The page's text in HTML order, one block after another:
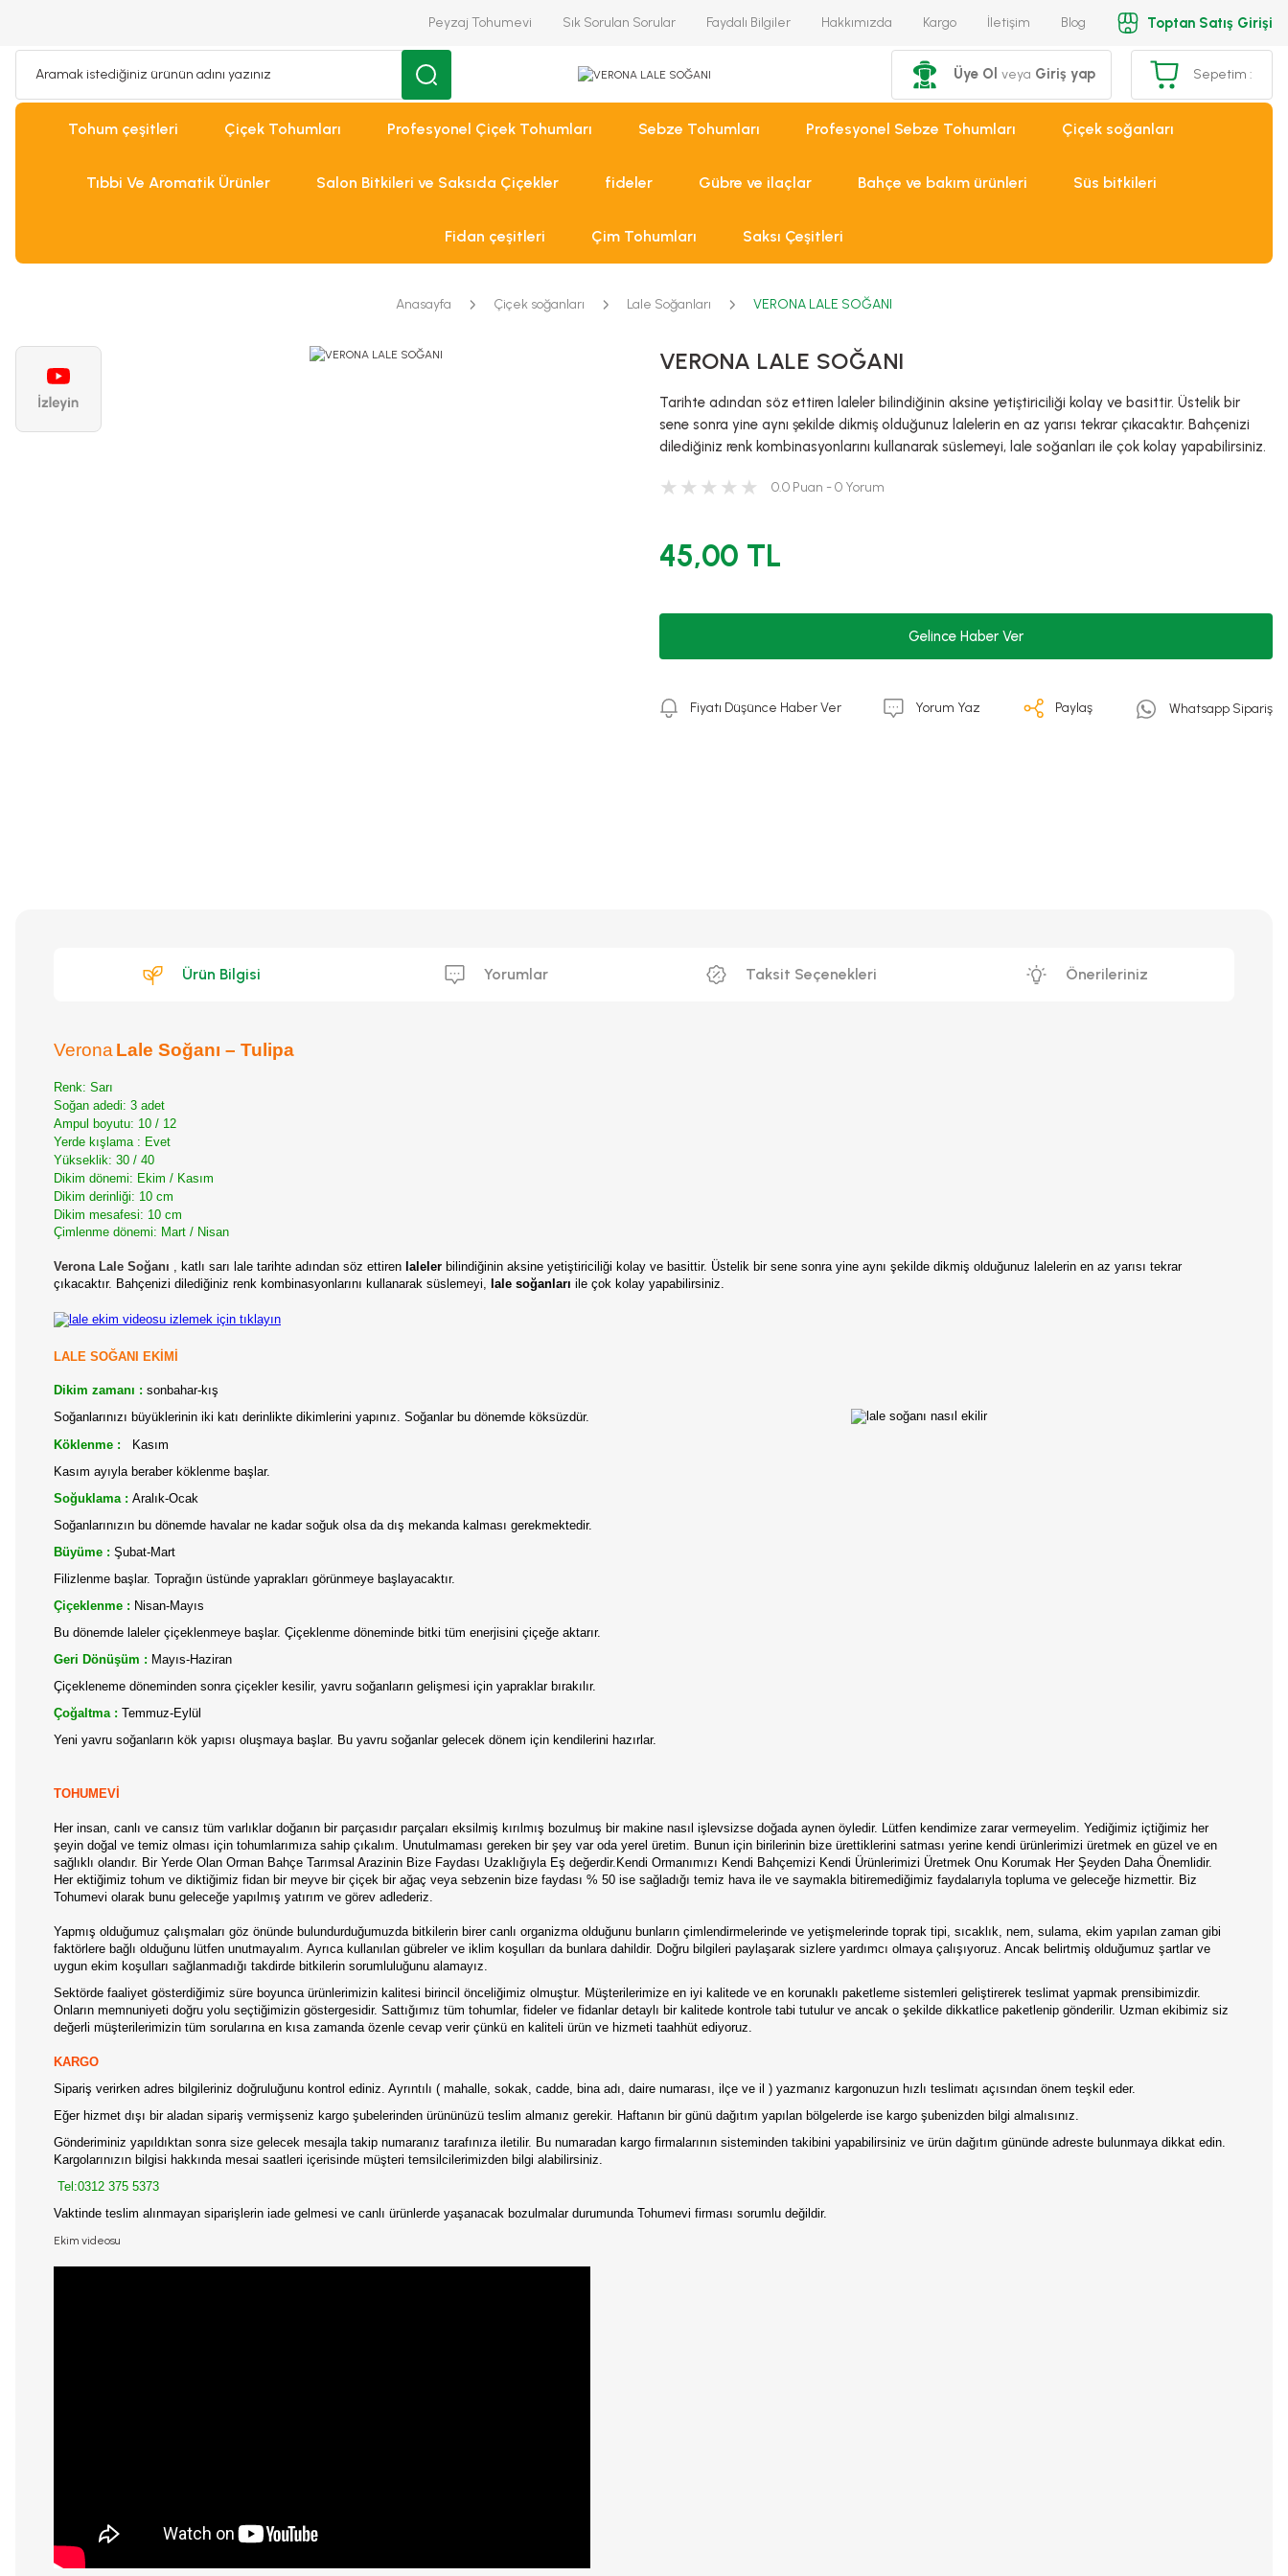
Peyzaj Tohumevi Sık Sorulan Sorular Faydalı Bilgiler Hakkımızda Kargo İletişim Blog Toptan Satış Girişi
Üye Ol veya Giriş yap Sepetim :
Tohum çeşitleri Çiçek Tohumları Profesyonel Çiçek Tohumları Sebze Tohumları Profesyonel Sebze Tohumları Çiçek soğanları
Tıbbi Ve Aromatik Ürünler Salon Bitkileri ve Saksıda Çiçekler fideler Gübre ve ilaçlar Bahçe ve bakım ürünleri Süs bitkileri
Fidan çeşitleri Çim Tohumları Saksı Çeşitleri
Anasayfa Çiçek soğanları Lale Soğanları VERONA LALE SOĞANI
VERONA LALE SOĞANI
Tarihte adından söz ettiren laleler bilindiğinin aksine yetiştiriciliği kolay ve basittir. Üstelik bir
sene sonra yine aynı şekilde dikmiş olduğunuz lalelerin en az yarısı tekrar çıkacaktır. Bahçenizi
dilediğiniz renk kombinasyonlarını kullanarak süslemeyi, lale soğanları ile çok kolay yapabilirsiniz.
0.0 Puan - 0 Yorum
45,00 TL
Gelince Haber Ver
Fiyatı Düşünce Haber Ver Yorum Yaz Paylaş Whatsapp Sipariş
Ürün Bilgisi Yorumlar Taksit Seçenekleri Önerileriniz
Verona Lale Soğanı – Tulipa
Renk: Sarı
Soğan adedi: 3 adet
Ampul boyutu: 10 / 12
Yerde kışlama : Evet
Yükseklik: 30 / 40
Dikim dönemi: Ekim / Kasım
Dikim derinliği: 10 cm
Dikim mesafesi: 10 cm
Çimlenme dönemi: Mart / Nisan
Verona Lale Soğanı , katlı sarı lale tarihte adından söz ettiren laleler bilindiğinin aksine yetiştiriciliği kolay ve basittir. Üstelik bir sene sonra yine aynı şekilde dikmiş olduğunuz lalelerin en az yarısı tekrar
çıkacaktır. Bahçenizi dilediğiniz renk kombinasyonlarını kullanarak süslemeyi, lale soğanları ile çok kolay yapabilirsiniz.
lale ekim videosu izlemek için tıklayın
LALE SOĞANI EKİMİ
Dikim zamanı : sonbahar-kış
Soğanlarınızı büyüklerinin iki katı derinlikte dikimlerini yapınız. Soğanlar bu dönemde köksüzdür.
Köklenme :
Kasım
Kasım ayıyla beraber köklenme başlar.
Soğuklama : Aralık-Ocak
Soğanlarınızın bu dönemde havalar ne kadar soğuk olsa da dış mekanda kalması gerekmektedir.
Büyüme : Şubat-Mart
Filizlenme başlar. Toprağın üstünde yaprakları görünmeye başlayacaktır.
Çiçeklenme : Nisan-Mayıs
Bu dönemde laleler çiçeklenmeye başlar. Çiçeklenme döneminde bitki tüm enerjisini çiçeğe aktarır.
Geri Dönüşüm : Mayıs-Haziran
Çiçekleneme döneminden sonra çiçekler kesilir, yavru soğanların gelişmesi için yapraklar bırakılır.
Çoğaltma : Temmuz-Eylül
Yeni yavru soğanların kök yapısı oluşmaya başlar. Bu yavru soğanlar gelecek dönem için kendilerini hazırlar.
TOHUMEVİ
Her insan, canlı ve cansız tüm varlıklar doğanın bir parçasıdır parçaları eksilmiş kırılmış bozulmuş bir makine nasıl işlevsizse doğada aynen öyledir. Lütfen kendimize zarar vermeyelim. Yediğimiz içtiğimiz her
şeyin doğal ve temiz olması için tohumlarımıza sahip çıkalım. Unutulmaması gereken bir şey var oda yerel üretim. Bunun için birilerinin bize ürettiklerini satması yerine kendi ürünlerimizi üretmek en güzel ve en
sağlıklı olandır. Bir Yerde Olan Orman Bahçe Tarımsal Arazinin Bize Faydası Uzaklığıyla Eş değerdir.Kendi Ormanımızı Kendi Bahçemizi Kendi Ürünlerimizi Üretmek Onu Korumak Her Şeyden Daha Önemlidir.
Her ektiğimiz tohum ve diktiğimiz fidan bir meyve bir çiçek bir ağaç veya sebzenin bize faydası % 50 ise sağladığı temiz hava ile ve saymakla bitiremediğimiz faydalarıyla topluma ve geleceğe hizmettir. Biz
Tohumevi olarak bunu geleceğe yapılmış yatırım ve görev adlederiz.
Yapmış olduğumuz çalışmaları göz önünde bulundurduğumuzda bitkilerin birer canlı organizma olduğunu bunların çimlendirmelerinde ve yetişmelerinde toprak tipi, sıcaklık, nem, sulama, ekim yapılan zaman gibi
faktörlere bağlı olduğunu lütfen unutmayalım. Ayrıca kullanılan gübreler ve iklim koşulları da bunlara dahildir. Doğru bilgileri paylaşarak sizlere yardımcı olmaya çalışıyoruz. Ancak belirtmiş olduğumuz şartlar ve
uygun ekim koşulları sağlanmadığı takdirde bitkilerin sorumluluğunu alamayız.
Sektörde faaliyet gösterdiğimiz süre boyunca ürünlerimizin kalitesi birincil önceliğimiz olmuştur. Müşterilerimize en iyi kalitede ve en korunaklı paketleme sistemleri geliştirerek teslimat yapmak prensibimizdir.
Onların memnuniyeti doğru yolu seçtiğimizin göstergesidir. Sattığımız tüm tohumlar, fideler ve fidanlar detaylı bir kalitede kontrole tabi tutulur ve ancak o şekilde dikkatlice paketlenip gönderilir. Uzman ekibimiz siz
değerli müşterilerimizin tüm sorularına en kısa zamanda özenle cevap verir çünkü en kaliteli ürün ve hizmeti taahhüt ediyoruz.
KARGO
Sipariş verirken adres bilgileriniz doğruluğunu kontrol ediniz. Ayrıntılı ( mahalle, sokak, cadde, bina adı, daire numarası, ilçe ve il ) yazmanız kargonuzun hızlı teslimatı açısından önem teşkil eder.
Eğer hizmet dışı bir aladan sipariş vermişseniz kargo şubelerinden ürününüzü teslim almanız gerekir. Haftanın bir günü dağıtım yapılan bölgelerde ise kargo şubenizden bilgi almalısınız.
Gönderiminiz yapıldıktan sonra size gelecek mesajla takip numaranız tarafınıza iletilir. Bu numaradan kargo firmalarının sisteminden takibini yapabilirsiniz ve ürün dağıtım gününde adreste bulunmaya dikkat edin.
Kargolarınızın bilgisi hakkında mesai saatleri içerisinde müşteri temsilcilerimizden bilgi alabilirsiniz.
Tel:0312 375 5373
Vaktinde teslim alınmayan siparişlerin iade gelmesi ve canlı ürünlerde yaşanacak bozulmalar durumunda Tohumevi firması sorumlu değildir.
Ekim videosu